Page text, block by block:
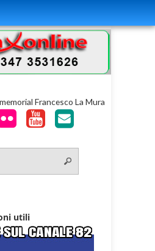
Francesco La Mura
utili